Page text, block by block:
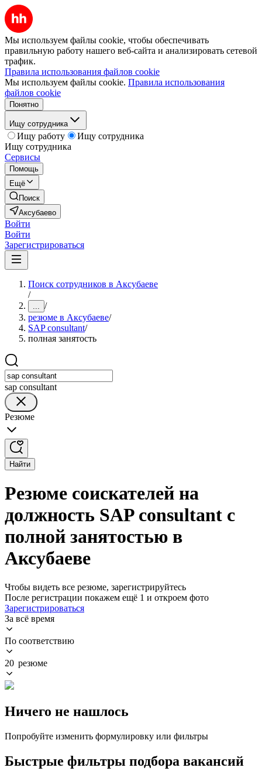
Мы используем файлы cookie, чтобы обеспечивать
правильную работу нашего веб-сайта и анализировать сетевой
трафик.
Правила использования файлов cookie
Мы используем файлы cookie. Правила использования
файлов cookie
Понятно
Ищу сотрудника
Ищу работу
Ищу сотрудника
Ищу сотрудника
Сервисы
Помощь
Ещё
Поиск
Аксубаево
Войти
Войти
Зарегистрироваться
Поиск сотрудников в Аксубаеве
/
... /
резюме в Аксубаеве/
SAP consultant/
полная занятость
sap consultant
Резюме
Найти
Резюме соискателей на
должность SAP consultant с
полной занятостью в
Аксубаеве
Чтобы видеть все резюме, зарегистрируйтесь
После регистрации покажем ещё 1 и откроем фото
Зарегистрироваться
За всё время
По соответствию
20 резюме
Ничего не нашлось
Попробуйте изменить формулировку или фильтры
Быстрые фильтры подбора вакансий